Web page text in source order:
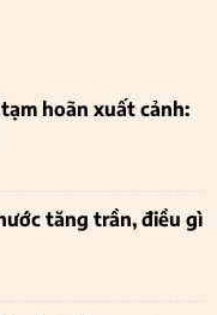
hoãn xuất cảnh:
tăng trần, điều gì